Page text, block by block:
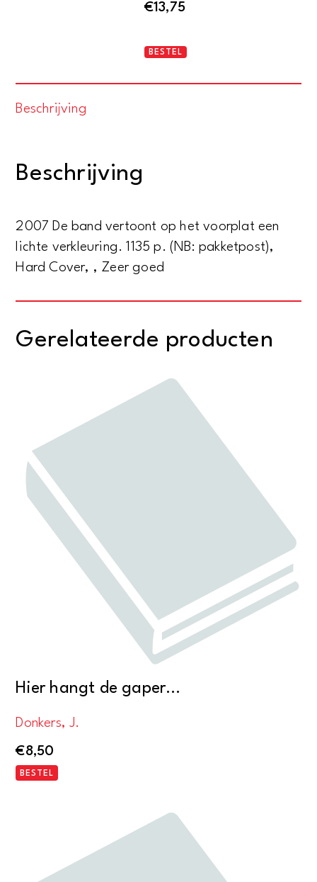
€13,75
Van
aantal
BESTEL
Beschrijving
Beschrijving
2007 De band vertoont op het voorplat een
lichte verkleuring. 1135 p. (NB: pakketpost),
Hard Cover, , Zeer goed
Gerelateerde producten
Hier hangt de gaper…
Donkers, J.
€8,50
BESTEL